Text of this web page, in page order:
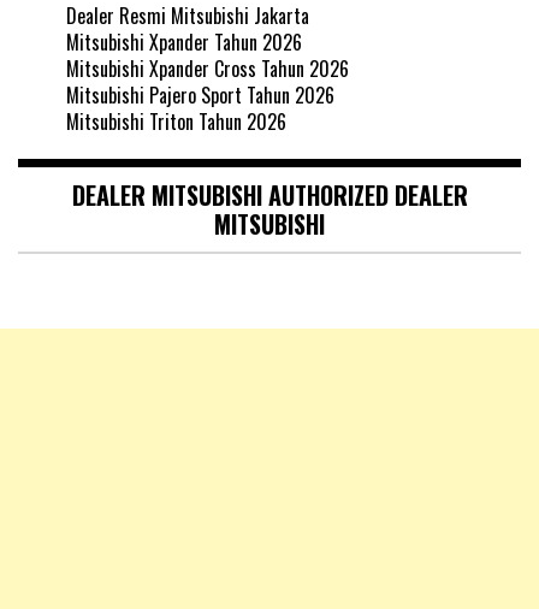
Dealer Resmi Mitsubishi Jakarta
Mitsubishi Xpander Tahun 2026
Mitsubishi Xpander Cross Tahun 2026
Mitsubishi Pajero Sport Tahun 2026
Mitsubishi Triton Tahun 2026
DEALER MITSUBISHI AUTHORIZED DEALER
MITSUBISHI